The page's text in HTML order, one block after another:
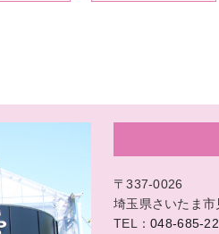
〒337-0026
埼玉県さいたま
TEL：048-685-